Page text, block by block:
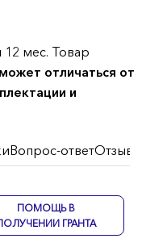
мес. Товар
отличаться от
и
Вопрос-ответОтзывы
ПОМОЩЬ В
ГРАНТА